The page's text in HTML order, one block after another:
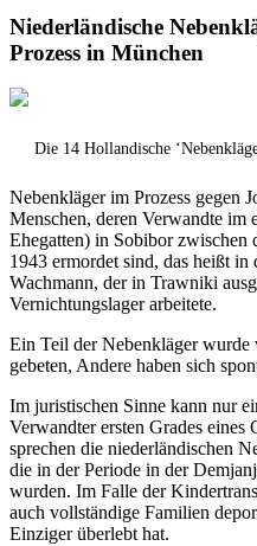
Niederländische
Prozess in München
Die 14 Hollandische
Nebenkläger im Prozess gegen
Menschen, deren Verwandte im
Ehegatten) in Sobibor
1943 ermordet sind, das heißt
Wachmann, der in Trawniki
Vernichtungslager arbeitete.
Ein Teil der Nebenkläger wurde
gebeten, Andere haben sich
Im juristischen Sinne kann nur
Verwandter ersten Grades
sprechen die niederländischen
die in der Periode in der
wurden. Im Falle der
auch vollständige Familien
Einziger überlebt hat.